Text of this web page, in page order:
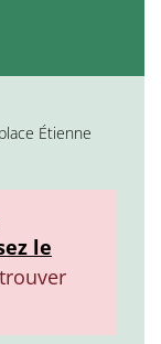
Étienne
le